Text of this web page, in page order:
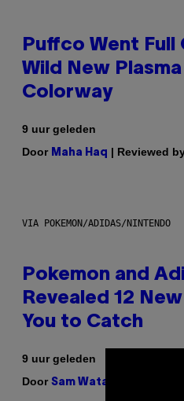
Puffco Went Full
Wild New
Colorway
9 uur geleden
Door Maha Haq | Reviewed
VIA POKEMON/ADIDAS/NINTENDO
Pokemon and
Revealed 12
You to Catch
9 uur geleden
Door Sam Watanuki